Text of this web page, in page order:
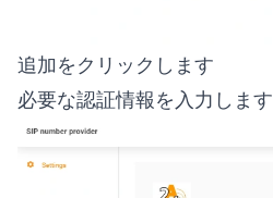
追加をクリックします
必要な認証情報を入力します